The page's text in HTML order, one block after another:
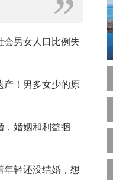
会男女人口比例失
产！男多女少的原
，婚姻和利益捆
年轻还没结婚，想